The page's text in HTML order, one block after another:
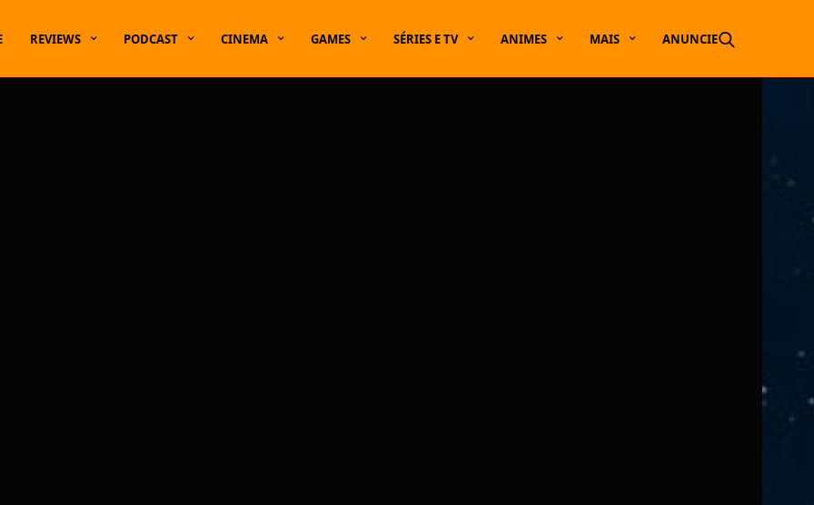
REVIEWS PODCAST CINEMA GAMES SÉRIES E TV ANIMES MAIS ANUNCIE